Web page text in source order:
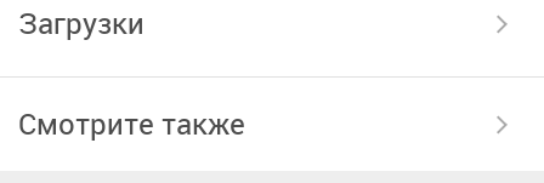
Загрузки
Смотрите также